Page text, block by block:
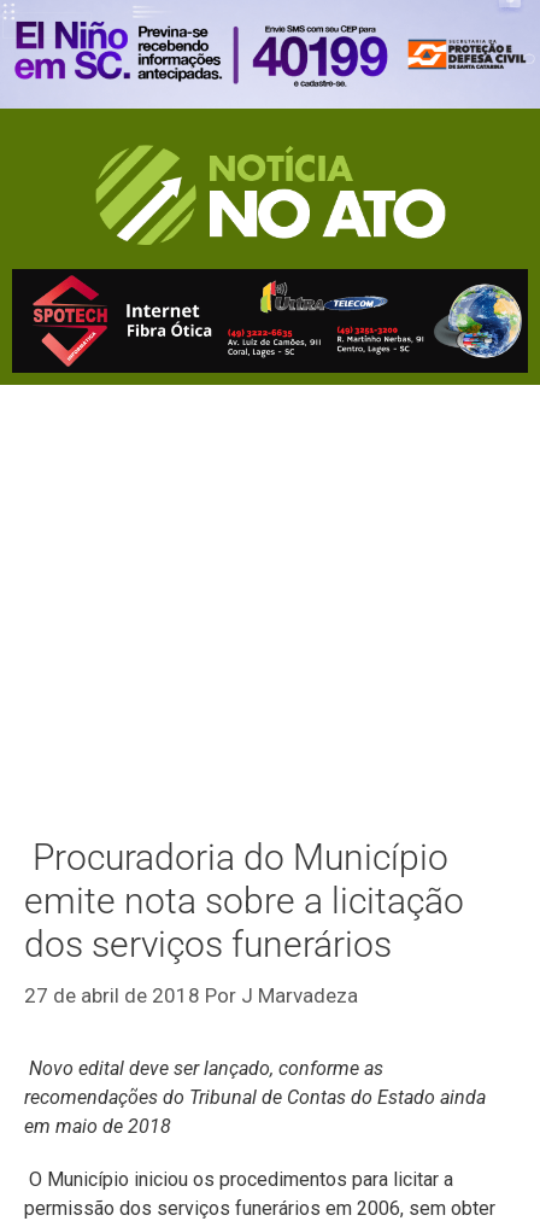
Procuradoria do Município
emite nota sobre a licitação
dos serviços funerários
27 de abril de 2018 Por J Marvadeza
Novo edital deve ser lançado, conforme as
recomendações do Tribunal de Contas do Estado ainda
em maio de 2018
O Município iniciou os procedimentos para licitar a
permissão dos serviços funerários em 2006, sem obter